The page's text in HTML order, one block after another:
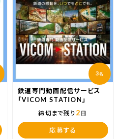
3名
鉄道専門動画配信サービス
「VICOM STATION」
締切まで残り 2 日
応募する